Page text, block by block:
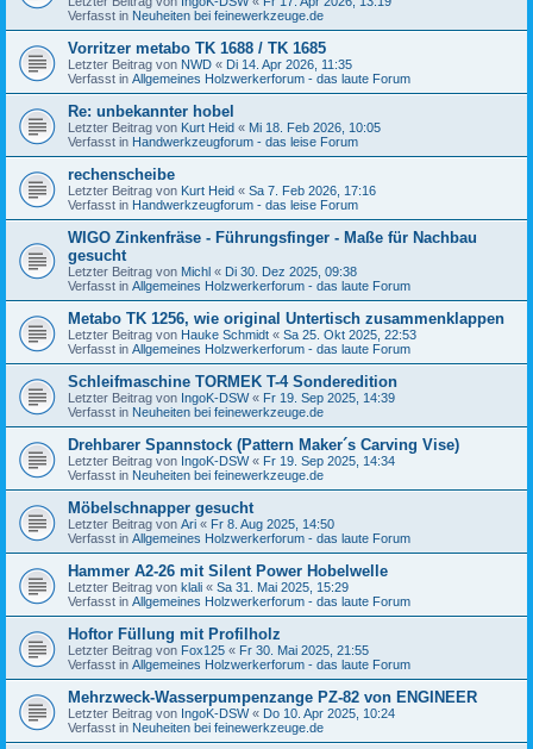
Verfasst in Neuheiten bei feinewerkzeuge.de
Vorritzer metabo TK 1688 / TK 1685
Letzter Beitrag von NWD « Di 14. Apr 2026, 11:35
Verfasst in Allgemeines Holzwerkerforum - das laute Forum
Re: unbekannter hobel
Letzter Beitrag von Kurt Heid « Mi 18. Feb 2026, 10:05
Verfasst in Handwerkzeugforum - das leise Forum
rechenscheibe
Letzter Beitrag von Kurt Heid « Sa 7. Feb 2026, 17:16
Verfasst in Handwerkzeugforum - das leise Forum
WIGO Zinkenfräse - Führungsfinger - Maße für Nachbau
gesucht
Letzter Beitrag von Michl « Di 30. Dez 2025, 09:38
Verfasst in Allgemeines Holzwerkerforum - das laute Forum
Metabo TK 1256, wie original Untertisch zusammenklappen
Letzter Beitrag von Hauke Schmidt « Sa 25. Okt 2025, 22:53
Verfasst in Allgemeines Holzwerkerforum - das laute Forum
Schleifmaschine TORMEK T-4 Sonderedition
Letzter Beitrag von IngoK-DSW« Fr 19. Sep 2025, 14:39
Verfasst in Neuheiten bei feinewerkzeuge.de
Drehbarer Spannstock (Pattern Maker´s Carving Vise)
Letzter Beitrag von IngoK-DSW« Fr 19. Sep 2025, 14:34
Verfasst in Neuheiten bei feinewerkzeuge.de
Möbelschnapper gesucht
Letzter Beitrag von Ari « Fr 8. Aug 2025, 14:50
Verfasst in Allgemeines Holzwerkerforum - das laute Forum
Hammer A2-26 mit Silent Power Hobelwelle
Letzter Beitrag von klali « Sa 31. Mai 2025, 15:29
Verfasst in Allgemeines Holzwerkerforum - das laute Forum
Hoftor Füllung mit Profilholz
Letzter Beitrag von Fox125 « Fr 30. Mai 2025, 21:55
Verfasst in Allgemeines Holzwerkerforum - das laute Forum
Mehrzweck-Wasserpumpenzange PZ-82 von ENGINEER
Letzter Beitrag von IngoK-DSW« Do 10. Apr 2025, 10:24
Verfasst in Neuheiten bei feinewerkzeuge.de